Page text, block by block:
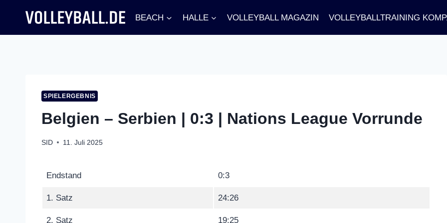
springen
BEACH HALLE VOLLEYBALL MAGAZIN VOLLEYBALLTRAINING
SPIELERGEBNIS
Belgien – Serbien | 0:3 | Nations League Vorrunde
SID 11. Juli 2025
Endstand 0:3
1. Satz 24:26
2. Satz 19:25